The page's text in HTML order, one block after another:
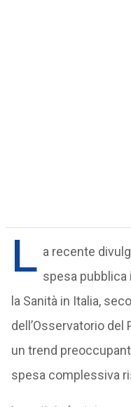
L a recente
spesa
la Sanità in Italia,
dell’Osservatorio
un trend
spesa complessiva